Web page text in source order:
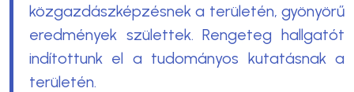
közgazdászképzésnek a területén, gyönyörű
eredmények születtek. Rengeteg hallgatót
indítottunk el a tudományos kutatásnak a
területén.